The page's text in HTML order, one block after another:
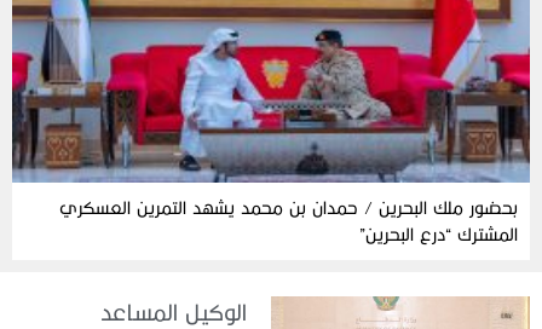
بحضور ملك البحرين / حمدان بن محمد يشهد التمرين العسكري
المشترك “درع البحرين”
الوكيل المساعد